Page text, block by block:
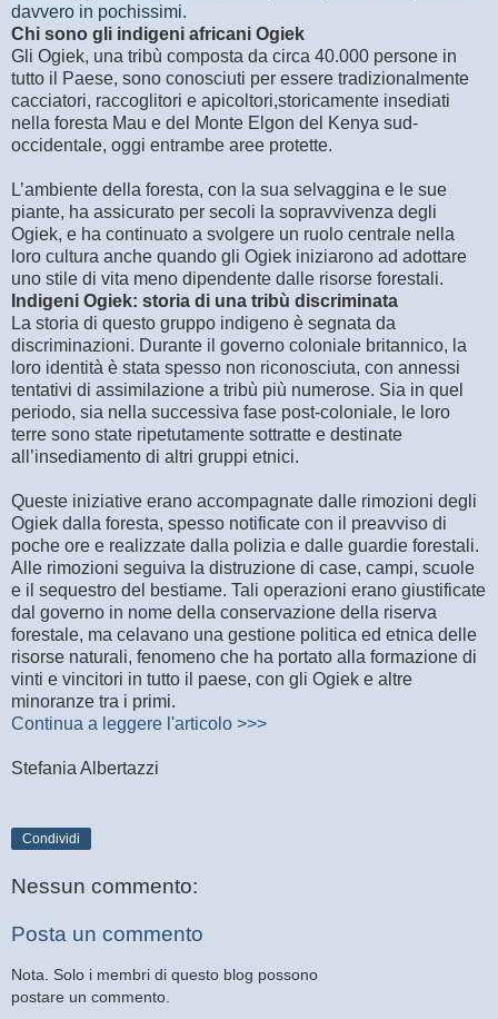
davvero in pochissimi.
Chi sono gli indigeni africani Ogiek
Gli Ogiek, una tribù composta da circa 40.000 persone in
tutto il Paese, sono conosciuti per essere tradizionalmente
cacciatori, raccoglitori e apicoltori,storicamente insediati
nella foresta Mau e del Monte Elgon del Kenya sud-
occidentale, oggi entrambe aree protette.
L’ambiente della foresta, con la sua selvaggina e le sue
piante, ha assicurato per secoli la sopravvivenza degli
Ogiek, e ha continuato a svolgere un ruolo centrale nella
loro cultura anche quando gli Ogiek iniziarono ad adottare
uno stile di vita meno dipendente dalle risorse forestali.
Indigeni Ogiek: storia di una tribù discriminata
La storia di questo gruppo indigeno è segnata da
discriminazioni. Durante il governo coloniale britannico, la
loro identità è stata spesso non riconosciuta, con annessi
tentativi di assimilazione a tribù più numerose. Sia in quel
periodo, sia nella successiva fase post-coloniale, le loro
terre sono state ripetutamente sottratte e destinate
all’insediamento di altri gruppi etnici.
Queste iniziative erano accompagnate dalle rimozioni degli
Ogiek dalla foresta, spesso notificate con il preavviso di
poche ore e realizzate dalla polizia e dalle guardie forestali.
Alle rimozioni seguiva la distruzione di case, campi, scuole
e il sequestro del bestiame. Tali operazioni erano giustificate
dal governo in nome della conservazione della riserva
forestale, ma celavano una gestione politica ed etnica delle
risorse naturali, fenomeno che ha portato alla formazione di
vinti e vincitori in tutto il paese, con gli Ogiek e altre
minoranze tra i primi.
Continua a leggere l'articolo >>>
Stefania Albertazzi
Condividi
Nessun commento:
Posta un commento
Nota. Solo i membri di questo blog possono
postare un commento.